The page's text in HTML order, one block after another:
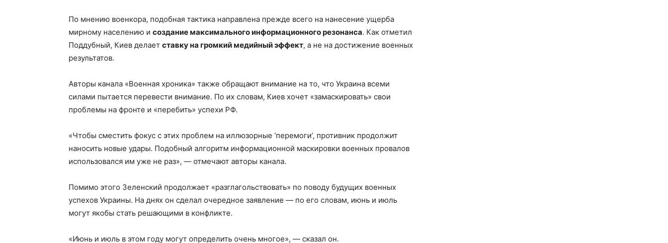
По мнению военкора, подобная тактика направлена прежде всего на нанесение ущерба
мирному населению и создание максимального информационного резонанса. Как отметил
Поддубный, Киев делает ставку на громкий медийный эффект, а не на достижение военных
результатов.
Авторы канала «Военная хроника» также обращают внимание на то, что Украина всеми
силами пытается перевести внимание. По их словам, Киев хочет «замаскировать» свои
проблемы на фронте и «перебить» успехи РФ.
«Чтобы сместить фокус с этих проблем на иллюзорные ‘перемоги’, противник продолжит
наносить новые удары. Подобный алгоритм информационной маскировки военных провалов
использовался им уже не раз», — отмечают авторы канала.
Помимо этого Зеленский продолжает «разглагольствовать» по поводу будущих военных
успехов Украины. На днях он сделал очередное заявление — по его словам, июнь и июль
могут якобы стать решающими в конфликте.
«Июнь и июль в этом году могут определить очень многое», — сказал он.